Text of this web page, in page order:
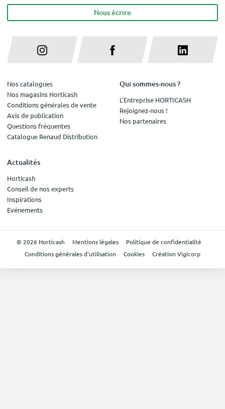
Nous écrire
Nos catalogues
Nos magasins Horticash
Conditions générales de vente
Avis de publication
Questions fréquentes
Catalogue Renaud Distribution
Qui sommes-nous ?
L'Entreprise HORTICASH
Rejoignez-nous !
Nos partenaires
Actualités
Horticash
Conseil de nos experts
Inspirations
Evénements
© 2026 Horticash Mentions légales
Politique de confidentialité
Conditions générales d'utilisation
Cookies Création Vigicorp